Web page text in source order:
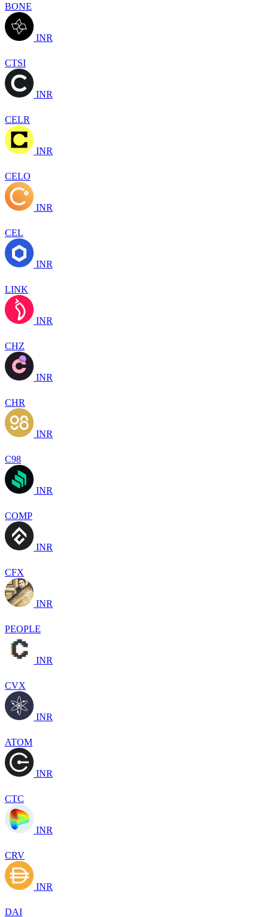
BONE
INR
CTSI
INR
CELR
INR
CELO
INR
CEL
INR
LINK
INR
CHZ
INR
CHR
INR
C98
INR
COMP
INR
CFX
INR
PEOPLE
INR
CVX
INR
ATOM
INR
CTC
INR
CRV
INR
DAI